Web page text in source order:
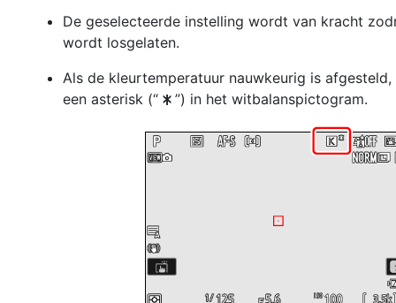
De geselecteerde instelling wordt van kracht
wordt losgelaten.
Als de kleurtemperatuur nauwkeurig is
een asterisk (“ U ”) in het witbalanspictogram.